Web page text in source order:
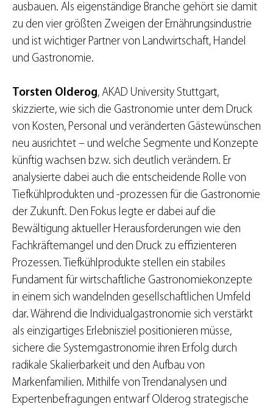
ausbauen. Als eigenständige Branche gehört sie damit
zu den vier größten Zweigen der Ernährungsindustrie
und ist wichtiger Partner von Landwirtschaft, Handel
und Gastronomie.
Torsten Olderog, AKAD University Stuttgart,
skizzierte, wie sich die Gastronomie unter dem Druck
von Kosten, Personal und veränderten Gästewünschen
neu ausrichtet – und welche Segmente und Konzepte
künftig wachsen bzw. sich deutlich verändern. Er
analysierte dabei auch die entscheidende Rolle von
Tiefkühlprodukten und -prozessen für die Gastronomie
der Zukunft. Den Fokus legte er dabei auf die
Bewältigung aktueller Herausforderungen wie den
Fachkräftemangel und den Druck zu effizienteren
Prozessen. Tiefkühlprodukte stellen ein stabiles
Fundament für wirtschaftliche Gastronomiekonzepte
in einem sich wandelnden gesellschaftlichen Umfeld
dar. Während die Individualgastronomie sich verstärkt
als einzigartiges Erlebnisziel positionieren müsse,
sichere die Systemgastronomie ihren Erfolg durch
radikale Skalierbarkeit und den Aufbau von
Markenfamilien. Mithilfe von Trendanalysen und
Expertenbefragungen entwarf Olderog strategische